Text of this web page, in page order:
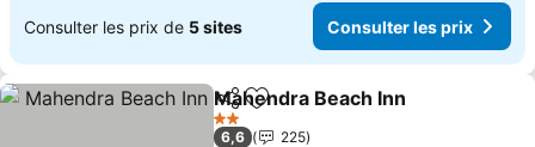
Consulter les prix de 5 sites Consulter les prix
PartagerAjouter à mes favoris
Mahendra Beach Inn
2 Étoiles
6,6
225